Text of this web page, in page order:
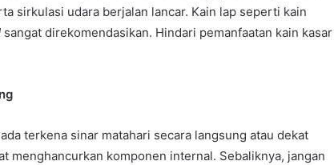
sirkulasi udara berjalan lancar. Kain lap seperti kain
sangat direkomendasikan. Hindari pemanfaatan kain kasar
terkena sinar matahari secara langsung atau dekat
menghancurkan komponen internal. Sebaliknya, jangan